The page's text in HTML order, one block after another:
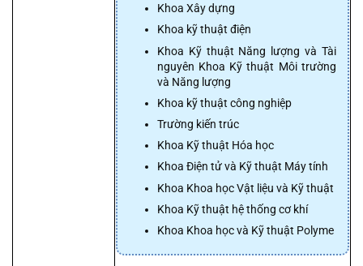
Khoa Xây dựng
Khoa kỹ thuật điện
Khoa Kỹ thuật Năng lượng và Tài
nguyên Khoa Kỹ thuật Môi trường
và Năng lượng
Khoa kỹ thuật công nghiệp
Trường kiến trúc
Khoa Kỹ thuật Hóa học
Khoa Điện tử và Kỹ thuật Máy tính
Khoa Khoa học Vật liệu và Kỹ thuật
Khoa Kỹ thuật hệ thống cơ khí
Khoa Khoa học và Kỹ thuật Polyme